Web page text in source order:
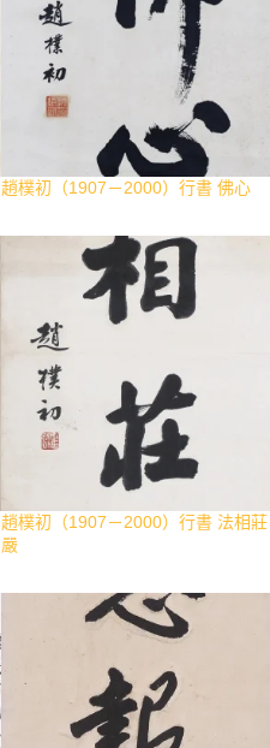
趙樸初（1907－2000）行書 佛心
趙樸初（1907－2000）行書 法相莊
嚴